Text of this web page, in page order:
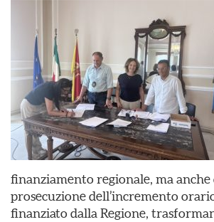
finanziamento regionale, ma
prosecuzione dell’incremento
finanziato dalla Regione,